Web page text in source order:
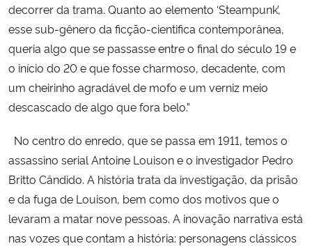
Advocacia-Geral da União
Banco Central do Brasil
Planalto
decorrer da trama. Quanto ao elemento ‘Steampunk’,
esse sub-gênero da ficção-cientifica contemporânea,
queria algo que se passasse entre o final do século 19 e
o início do 20 e que fosse charmoso, decadente, com
um cheirinho agradável de mofo e um verniz meio
descascado de algo que fora belo.”
No centro do enredo, que se passa em 1911, temos o
assassino serial Antoine Louison e o investigador Pedro
Britto Cândido. A história trata da investigação, da prisão
e da fuga de Louison, bem como dos motivos que o
levaram a matar nove pessoas. A inovação narrativa está
nas vozes que contam a história: personagens clássicos